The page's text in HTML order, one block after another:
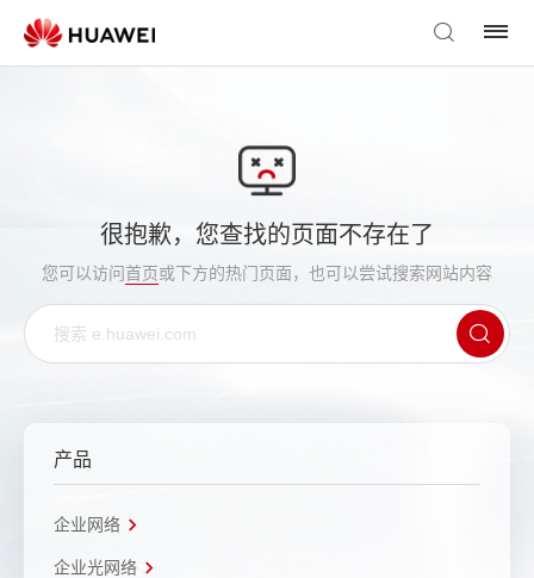
很抱歉，您查找的页面不存在了
您可以访问首页或下方的热门页面，也可以尝试搜索网站内容
产品
企业网络
企业光网络